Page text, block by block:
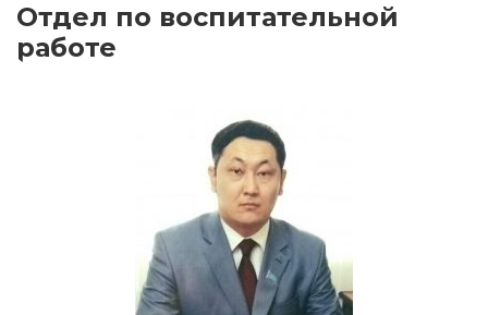
Отдел по воспитательной
работе